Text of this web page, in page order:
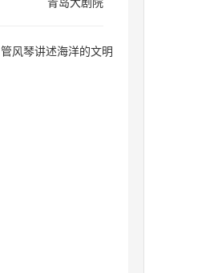
风琴讲述海洋的文明